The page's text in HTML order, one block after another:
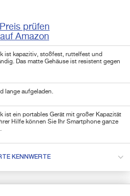
Preis prüfen
auf Amazon
ist kapazitiv, stoßfest, ruttelfest und
Das matte Gehäuse ist resistent gegen
lange aufgeladen.
ist ein portables Gerät mit großer Kapazität
Hilfe können Sie Ihr Smartphone ganze
KENNWERTE